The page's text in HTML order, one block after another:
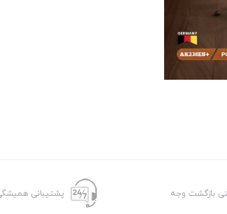
پشتیبانی